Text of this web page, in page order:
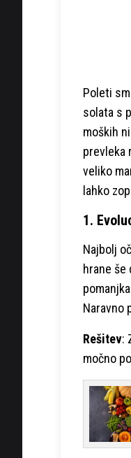
Poleti
solata s
moških
prevleka
veliko
lahko
1.
Najbolj
hrane še
Naravno
Rešitev:
močno